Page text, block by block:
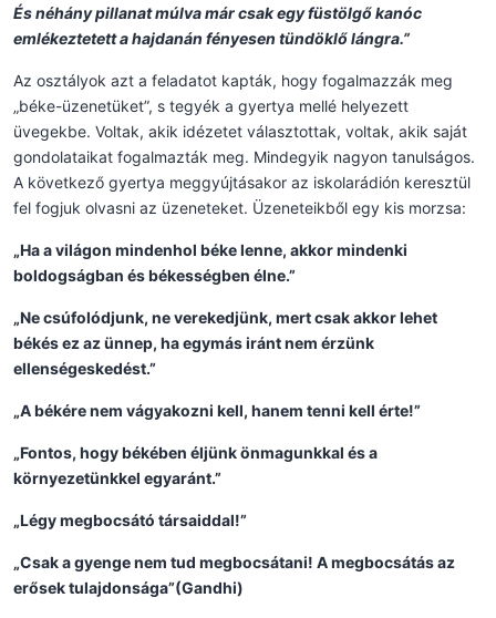
És néhány pillanat múlva már csak egy füstölgő kanóc
emlékeztetett a hajdanán fényesen tündöklő lángra.”
Az osztályok azt a feladatot kapták, hogy fogalmazzák meg
„béke-üzenetüket”, s tegyék a gyertya mellé helyezett
üvegekbe. Voltak, akik idézetet választottak, voltak, akik saját
gondolataikat fogalmazták meg. Mindegyik nagyon tanulságos.
A következő gyertya meggyújtásakor az iskolarádión keresztül
fel fogjuk olvasni az üzeneteket. Üzeneteikből egy kis morzsa:
„Ha a világon mindenhol béke lenne, akkor mindenki
boldogságban és békességben élne.”
„Ne csúfolódjunk, ne verekedjünk, mert csak akkor lehet
békés ez az ünnep, ha egymás iránt nem érzünk
ellenségeskedést.”
„A békére nem vágyakozni kell, hanem tenni kell érte!”
„Fontos, hogy békében éljünk önmagunkkal és a
környezetünkkel egyaránt.”
„Légy megbocsátó társaiddal!”
„Csak a gyenge nem tud megbocsátani! A megbocsátás az
erősek tulajdonsága”(Gandhi)